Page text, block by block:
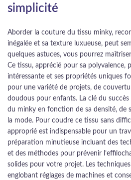
simplicité
Aborder la couture du tissu minky,
inégalée et sa texture luxueuse, peut
quelques astuces, vous pourrez
Ce tissu, apprécié pour sa polyvalence,
intéressante et ses propriétés uniques
pour une variété de projets, de
doudous pour enfants. La clé du
du minky en fonction de sa densité, de
la mode. Pour coudre ce tissu sans
approprié est indispensable pour un
préparation minutieuse incluant des
et des méthodes pour prévenir
solides pour votre projet. Les
englobant réglages de machines et